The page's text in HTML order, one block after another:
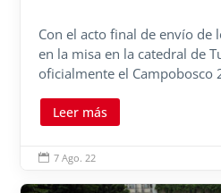
Con el acto final de envío de
en la misa en la catedral de
oficialmente el Campobosco
Leer más
 7 Ago. 22